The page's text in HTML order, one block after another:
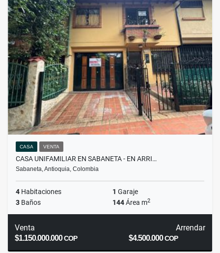
CASA VENTA
CASA UNIFAMILIAR EN SABANETA - EN ARRI…
Sabaneta, Antioquia, Colombia
4 Habitaciones 1 Garaje
3 Baños 144Área m2
Venta
$1.150.000.000COP
Arrendar
$4.500.000COP